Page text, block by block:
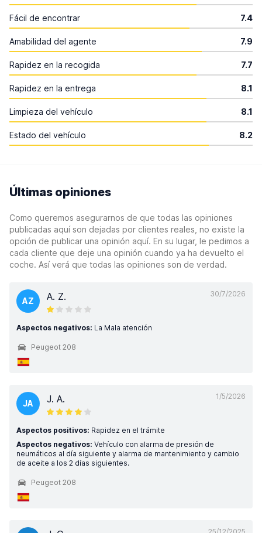
Fácil de encontrar 7.4
Amabilidad del agente 7.9
Rapidez en la recogida 7.7
Rapidez en la entrega 8.1
Limpieza del vehículo 8.1
Estado del vehículo 8.2
Últimas opiniones
Como queremos asegurarnos de que todas las opiniones
publicadas aquí son dejadas por clientes reales, no existe la
opción de publicar una opinión aquí. En su lugar, le pedimos a
cada cliente que deje una opinión cuando ya ha devuelto el
coche. Así verá que todas las opiniones son de verdad.
30/7/2026
AZ A. Z.
Aspectos negativos: La Mala atención
Peugeot 208
1/5/2026
JA J. A.
Aspectos positivos: Rapidez en el trámite
Aspectos negativos: Vehículo con alarma de presión de
neumáticos al día siguiente y alarma de mantenimiento y cambio
de aceite a los 2 días siguientes.
Peugeot 208